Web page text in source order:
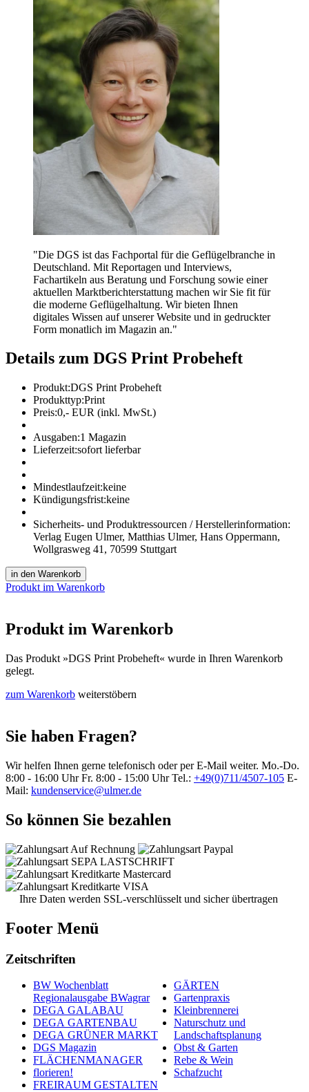
"Die DGS ist das Fachportal für die Geflügelbranche in
Deutschland. Mit Reportagen und Interviews,
Fachartikeln aus Beratung und Forschung sowie einer
aktuellen Marktberichterstattung machen wir Sie fit für
die moderne Geflügelhaltung. Wir bieten Ihnen
digitales Wissen auf unserer Website und in gedruckter
Form monatlich im Magazin an."
Details zum DGS Print Probeheft
Produkt:DGS Print Probeheft
Produkttyp:Print
Preis:0,- EUR (inkl. MwSt.)
Ausgaben:1 Magazin
Lieferzeit:sofort lieferbar
Mindestlaufzeit:keine
Kündigungsfrist:keine
Sicherheits- und Produktressourcen / Herstellerinformation:
Verlag Eugen Ulmer, Matthias Ulmer, Hans Oppermann,
Wollgrasweg 41, 70599 Stuttgart
in den Warenkorb
Produkt im Warenkorb
Produkt im Warenkorb
Das Produkt »DGS Print Probeheft« wurde in Ihren Warenkorb
gelegt.
zum Warenkorb weiterstöbern
Sie haben Fragen?
Wir helfen Ihnen gerne telefonisch oder per E-Mail weiter. Mo.-Do.
8:00 - 16:00 Uhr Fr. 8:00 - 15:00 Uhr Tel.: +49(0)711/4507-105 E-
Mail: kundenservice@ulmer.de
So können Sie bezahlen
Ihre Daten werden SSL-verschlüsselt und sicher übertragen
Footer Menü
Zeitschriften
BW Wochenblatt
Regionalausgabe BWagrar
DEGA GALABAU
DEGA GARTENBAU
DEGA GRÜNER MARKT
DGS Magazin
FLÄCHENMANAGER
florieren!
FREIRAUM GESTALTEN
GÄRTEN
Gartenpraxis
Kleinbrennerei
Naturschutz und
Landschaftsplanung
Obst & Garten
Rebe & Wein
Schafzucht